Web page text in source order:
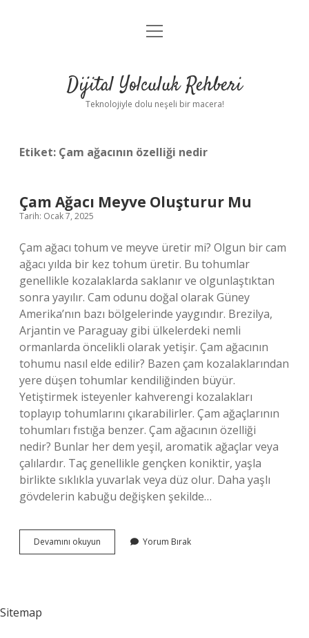
Anasayfa
Yasal Uyarı
menüyü
Dijital Yolculuk Rehberi
Teknolojiyle dolu neşeli bir macera!
Etiket: Çam ağacının özelliği nedir
Çam Ağacı Meyve Oluşturur Mu
Tarih: Ocak 7, 2025
Çam ağacı tohum ve meyve üretir mi? Olgun bir cam
ağacı yılda bir kez tohum üretir. Bu tohumlar
genellikle kozalaklarda saklanır ve olgunlaştıktan
sonra yayılır. Cam odunu doğal olarak Güney
Amerika’nın bazı bölgelerinde yaygındır. Brezilya,
Arjantin ve Paraguay gibi ülkelerdeki nemli
ormanlarda öncelikli olarak yetişir. Çam ağacının
tohumu nasıl elde edilir? Bazen çam kozalaklarından
yere düşen tohumlar kendiliğinden büyür.
Yetiştirmek isteyenler kahverengi kozalakları
toplayıp tohumlarını çıkarabilirler. Çam ağaçlarının
tohumları fıstığa benzer. Çam ağacının özelliği
nedir? Bunlar her dem yeşil, aromatik ağaçlar veya
çalılardır. Taç genellikle gençken koniktir, yaşla
birlikte sıklıkla yuvarlak veya düz olur. Daha yaşlı
gövdelerin kabuğu değişken şekilde…
Devamını okuyun
Ağacı
Yorum Bırak
Sitemap